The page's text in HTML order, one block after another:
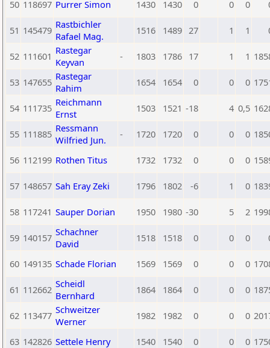
50 118697 Purrer Simon 1430 1430 0 0 0
51 145479 Rastbichler
Rafael Mag.
1516 1489 27 1 1
52 111601 Rastegar
Keyvan
- 1803 1786 17 1 1
53 147655 Rastegar
Rahim
1654 1654 0 0 0
54 111735 Reichmann
Ernst
1503 1521 -18 4 0,5
55 111885 Ressmann
Wilfried Jun.
- 1720 1720 0 0 0
56 112199 Rothen Titus 1732 1732 0 0 0
57 148657 Sah Eray Zeki 1796 1802 -6 1 0
58 117241 Sauper Dorian 1950 1980 -30 5 2
59 140157 Schachner
David
1518 1518 0 0 0
60 149135 Schade Florian 1569 1569 0 0 0
61 112662 Scheidl
Bernhard
1864 1864 0 0 0
62 113477 Schweitzer
Werner
1982 1982 0 0 0
63 142826 Settele Henry 1540 1540 0 0 0